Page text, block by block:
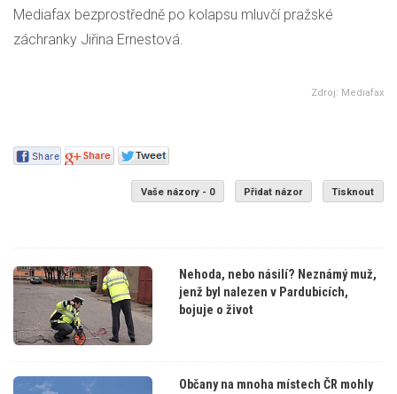
Mediafax bezprostředně po kolapsu mluvčí pražské
záchranky Jiřina Ernestová.
Zdroj: Mediafax
Vaše názory - 0 Přidat názor Tisknout
Nehoda, nebo násilí? Neznámý muž,
jenž byl nalezen v Pardubicích,
bojuje o život
Občany na mnoha místech ČR mohly